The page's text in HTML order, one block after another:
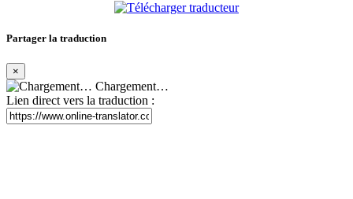
Partager la traduction
×
Chargement…
Lien direct vers la traduction :